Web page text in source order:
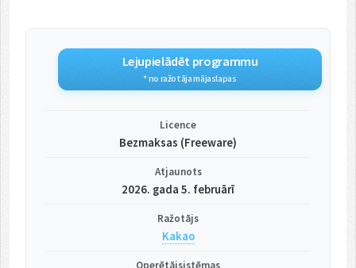
Lejupielādēt programmu
* no ražotāja mājaslapas
Licence
Bezmaksas (Freeware)
Atjaunots
2026. gada 5. februārī
Ražotājs
Kakao
Operētājsistēmas